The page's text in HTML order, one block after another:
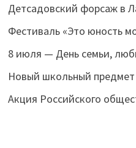
Детсадовский форсаж в
Фестиваль «Это юность
8 июля — День семьи,
Новый школьный предмет
Акция Российского